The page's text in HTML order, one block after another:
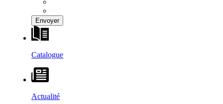
Catalogue
Actualité